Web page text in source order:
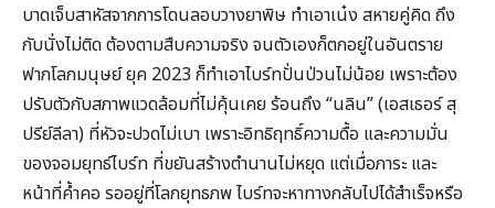
บาดเจ็บสาหัสจากการโดนลอบวางยาพิษ ทำเอาเน๋ง สหายคู่คิด ถึง
กับนั่งไม่ติด ต้องตามสืบความจริง จนตัวเองก็ตกอยู่ในอันตราย
ฟากโลกมนุษย์ ยุค 2023 ก็ทำเอาไบร์ทปั่นป่วนไม่น้อย เพราะต้อง
ปรับตัวกับสภาพแวดล้อมที่ไม่คุ้นเคย ร้อนถึง “นลิน” (เอสเธอร์ สุ
ปรีย์ลีลา) ที่หัวจะปวดไม่เบา เพราะอิทธิฤทธิ์ความดื้อ และความมั่น
ของจอมยุทธ์ไบร์ท ที่ขยันสร้างตำนานไม่หยุด แต่เมื่อภาระ และ
หน้าที่ค้ำคอ รออยู่ที่โลกยุทธภพ ไบร์ทจะหาทางกลับไปได้สำเร็จหรือ